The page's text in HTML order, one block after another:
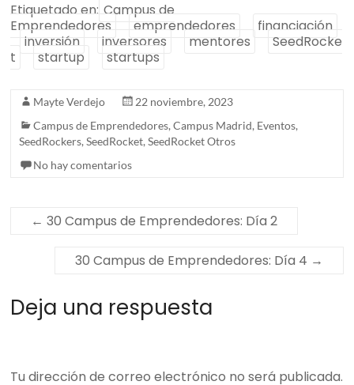
Etiquetado en: Campus de
Emprendedores
emprendedores
financiación
inversión
inversores mentores
SeedRocke
t
startup startups
Mayte Verdejo
22 noviembre, 2023
Campus de Emprendedores,Campus Madrid, Eventos,
SeedRockers,SeedRocket,SeedRocket Otros
No hay comentarios
← 30 Campus de Emprendedores: Día 2
30 Campus de Emprendedores: Día 4 →
Deja una respuesta
Tu dirección de correo electrónico no será publicada.